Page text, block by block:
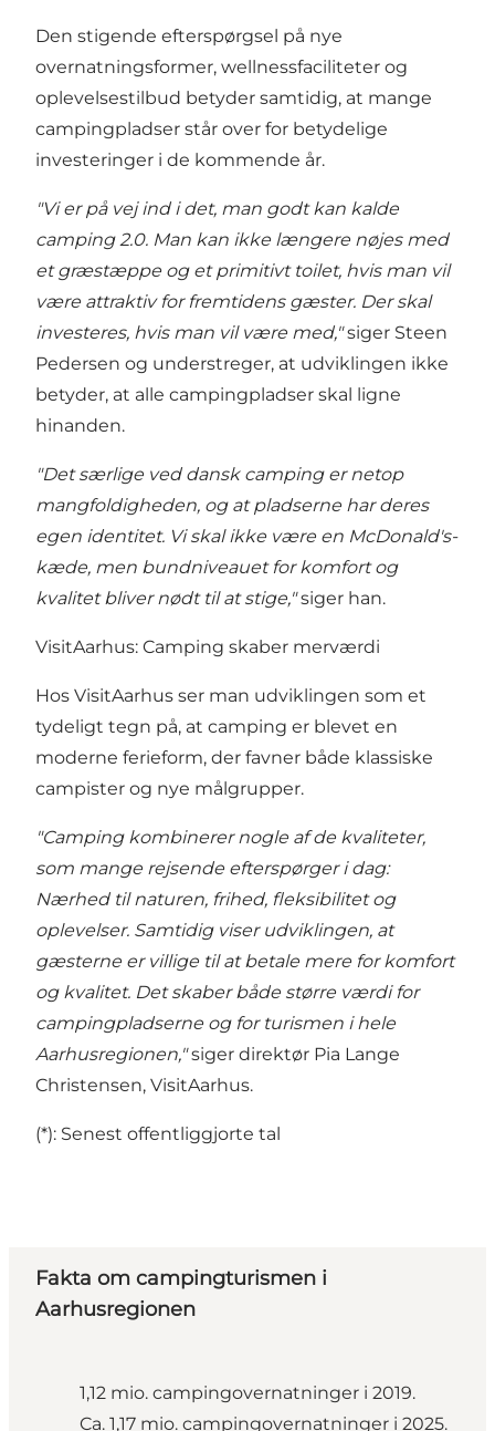
Den stigende efterspørgsel på nye
overnatningsformer, wellnessfaciliteter og
oplevelsestilbud betyder samtidig, at mange
campingpladser står over for betydelige
investeringer i de kommende år.
"Vi er på vej ind i det, man godt kan kalde
camping 2.0. Man kan ikke længere nøjes med
et græstæppe og et primitivt toilet, hvis man vil
være attraktiv for fremtidens gæster. Der skal
investeres, hvis man vil være med,"siger Steen
Pedersen og understreger, at udviklingen ikke
betyder, at alle campingpladser skal ligne
hinanden.
"Det særlige ved dansk camping er netop
mangfoldigheden, og at pladserne har deres
egen identitet. Vi skal ikke være en McDonald's-
kæde, men bundniveauet for komfort og
kvalitet bliver nødt til at stige,"siger han.
VisitAarhus: Camping skaber merværdi
Hos VisitAarhus ser man udviklingen som et
tydeligt tegn på, at camping er blevet en
moderne ferieform, der favner både klassiske
campister og nye målgrupper.
"Camping kombinerer nogle af de kvaliteter,
som mange rejsende efterspørger i dag:
Nærhed til naturen, frihed, fleksibilitet og
oplevelser. Samtidig viser udviklingen, at
gæsterne er villige til at betale mere for komfort
og kvalitet. Det skaber både større værdi for
campingpladserne og for turismen i hele
Aarhusregionen,"siger direktør Pia Lange
Christensen, VisitAarhus.
(*): Senest offentliggjorte tal
Fakta om campingturismen i
Aarhusregionen
1,12 mio. campingovernatninger i 2019.
Ca. 1,17 mio. campingovernatninger i 2025.